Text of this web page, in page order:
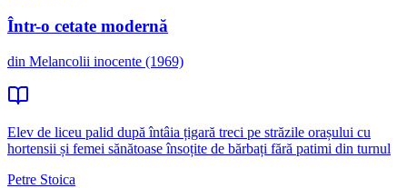
Într-o cetate modernă
din Melancolii inocente (1969)
Elev de liceu palid după întâia țigară treci pe străzile orașului cu
hortensii și femei sănătoase însoțite de bărbați fără patimi din turnul
Petre Stoica